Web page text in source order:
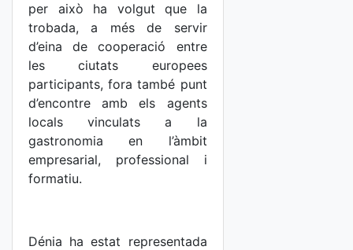
per això ha volgut que la
trobada, a més de servir
d’eina de cooperació entre
les ciutats europees
participants, fora també punt
d’encontre amb els agents
locals vinculats a la
gastronomia en l’àmbit
empresarial, professional i
formatiu.
Dénia ha estat representada